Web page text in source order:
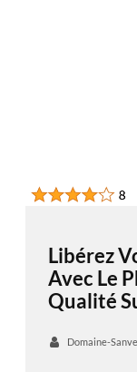
Libérez
Avec Le
Qualité
Domaine-